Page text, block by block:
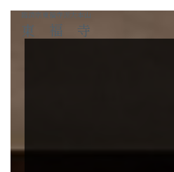
臨済宗東福寺派大本山
東福寺